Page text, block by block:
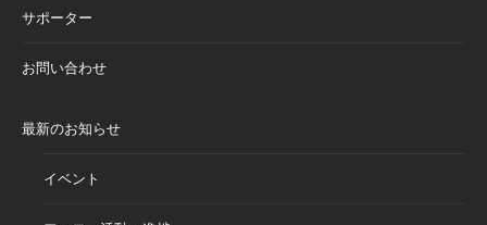
サポーター
お問い合わせ
最新のお知らせ
イベント